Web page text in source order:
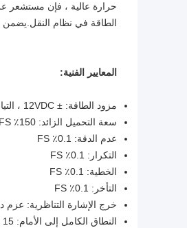
الطاقة في نظام النقل.يضمن
المعايير الفنية:
مزود الطاقة: ± 12VDC ، التيار> 0.3A
سعة التحميل الزائد: 150٪ FS
عدم الدقة: 0.1٪ FS
التكرار: 0.1٪ FS
الخطية: 0.1٪ FS
التأخر: 0.1٪ FS
خرج الإشارة التناظرية: عزم دوران
النطاق الكامل إلى الأمام: 15 كيلو هرتز